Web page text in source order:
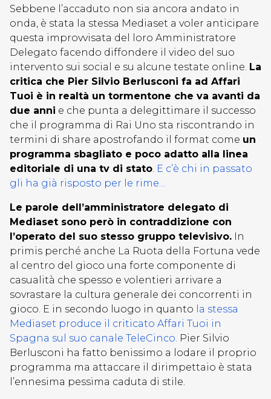
Sebbene l’accaduto non sia ancora andato in
onda, è stata la stessa Mediaset a voler anticipare
questa improvvisata del loro Amministratore
Delegato facendo diffondere il video del suo
intervento sui social e su alcune testate online. La
critica che Pier Silvio Berlusconi fa ad Affari
Tuoi è in realtà un tormentone che va avanti da
due anni e che punta a delegittimare il successo
che il programma di Rai Uno sta riscontrando in
termini di share apostrofando il format come un
programma sbagliato e poco adatto alla linea
editoriale di una tv di stato. E c’è chi in passato
gli ha già risposto per le rime…
Le parole dell’amministratore delegato di
Mediaset sono però in contraddizione con
l’operato del suo stesso gruppo televisivo. In
primis perché anche La Ruota della Fortuna vede
al centro del gioco una forte componente di
casualità che spesso e volentieri arrivare a
sovrastare la cultura generale dei concorrenti in
gioco. E in secondo luogo in quanto la stessa
Mediaset produce il criticato Affari Tuoi in
Spagna sul suo canale TeleCinco. Pier Silvio
Berlusconi ha fatto benissimo a lodare il proprio
programma ma attaccare il dirimpettaio è stata
l’ennesima pessima caduta di stile.